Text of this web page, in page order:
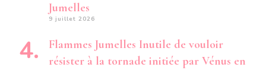
Jumelles
9 juillet 2026
Flammes Jumelles Inutile de vouloir
résister à la tornade initiée par Vénus en